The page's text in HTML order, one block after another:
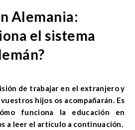
Alemania:
el sistema
de trabajar en el extranjero y
hijos os acompañarán. Es
funciona la educación en
a leer el artículo a continuación.